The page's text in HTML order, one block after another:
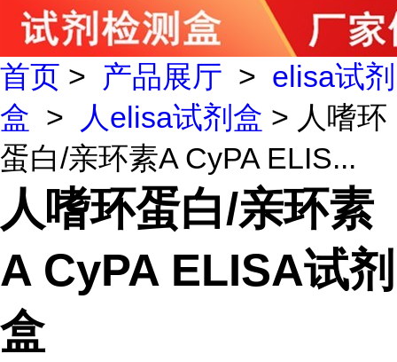
首页 > 产品展厅 > elisa试剂
盒 > 人elisa试剂盒 > 人嗜环
蛋白/亲环素A CyPA ELIS...
人嗜环蛋白/亲环素
A CyPA ELISA试剂
盒